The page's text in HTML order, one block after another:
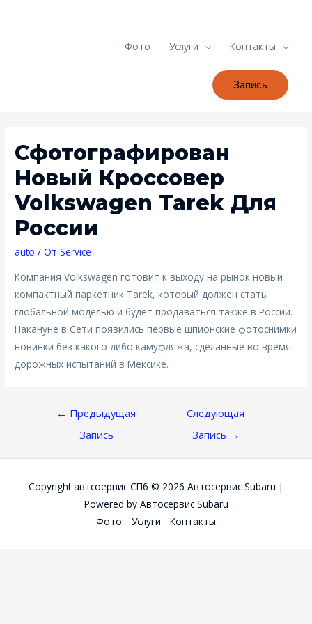
Фото Услуги Контакты
Запись
Сфотографирован
Новый Кроссовер
Volkswagen Tarek Для
России
auto / От Service
Компания Volkswagen готовит к выходу на рынок новый
компактный паркетник Tarek, который должен стать
глобальной моделью и будет продаваться также в России.
Накануне в Сети появились первые шпионские фотоснимки
новинки без какого-либо камуфляжа, сделанные во время
дорожных испытаний в Мексике.
Навигация
Записям
← Предыдущая
Запись
Следующая
Запись →
Copyright автсоервис СПб © 2026 Автосервис Subaru |
Powered by Автосервис Subaru
Фото
Услуги Контакты